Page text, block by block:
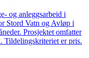
og anleggsarbeid i
Stord Vatn og Avløp i
Prosjektet omfatter
Tildelingskriteriet er pris.